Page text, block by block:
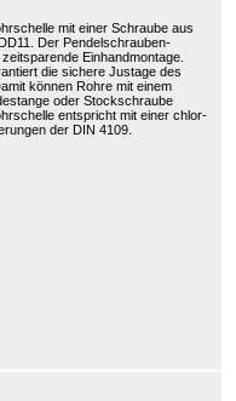
mit einer Schraube aus
Der Pendelschrauben-
Einhandmontage.
die sichere Justage des
können Rohre mit einem
oder Stockschraube
entspricht mit einer chlor-
der DIN 4109.